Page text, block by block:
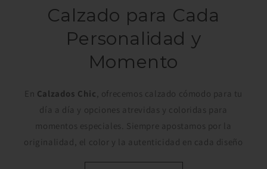
Calzado para Cada
Personalidad y
Momento
En Calzados Chic, ofrecemos calzado cómodo para tu
día a día y opciones atrevidas y coloridas para
momentos especiales. Siempre apostamos por la
originalidad, el color y la autenticidad en cada diseño